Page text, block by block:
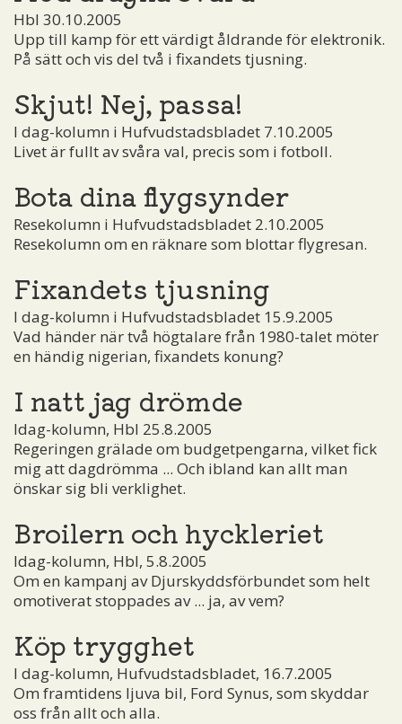
Hbl 30.10.2005
Upp till kamp för ett värdigt åldrande för elektronik.
På sätt och vis del två i fixandets tjusning.
Skjut! Nej, passa!
I dag-kolumn i Hufvudstadsbladet 7.10.2005
Livet är fullt av svåra val, precis som i fotboll.
Bota dina flygsynder
Resekolumn i Hufvudstadsbladet 2.10.2005
Resekolumn om en räknare som blottar flygresan.
Fixandets tjusning
I dag-kolumn i Hufvudstadsbladet 15.9.2005
Vad händer när två högtalare från 1980-talet möter
en händig nigerian, fixandets konung?
I natt jag drömde
Idag-kolumn, Hbl 25.8.2005
Regeringen grälade om budgetpengarna, vilket fick
mig att dagdrömma ... Och ibland kan allt man
önskar sig bli verklighet.
Broilern och hyckleriet
Idag-kolumn, Hbl, 5.8.2005
Om en kampanj av Djurskyddsförbundet som helt
omotiverat stoppades av ... ja, av vem?
Köp trygghet
I dag-kolumn, Hufvudstadsbladet, 16.7.2005
Om framtidens ljuva bil, Ford Synus, som skyddar
oss från allt och alla.